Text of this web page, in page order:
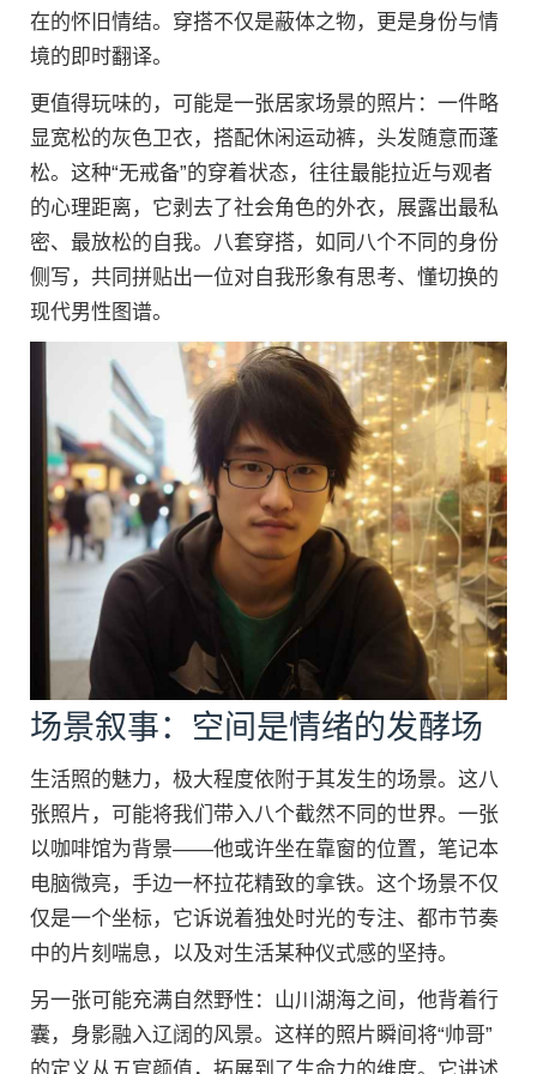
在的怀旧情结。穿搭不仅是蔽体之物，更是身份与情
境的即时翻译。
更值得玩味的，可能是一张居家场景的照片：一件略
显宽松的灰色卫衣，搭配休闲运动裤，头发随意而蓬
松。这种“无戒备”的穿着状态，往往最能拉近与观者
的心理距离，它剥去了社会角色的外衣，展露出最私
密、最放松的自我。八套穿搭，如同八个不同的身份
侧写，共同拼贴出一位对自我形象有思考、懂切换的
现代男性图谱。
场景叙事：空间是情绪的发酵场
生活照的魅力，极大程度依附于其发生的场景。这八
张照片，可能将我们带入八个截然不同的世界。一张
以咖啡馆为背景——他或许坐在靠窗的位置，笔记本
电脑微亮，手边一杯拉花精致的拿铁。这个场景不仅
仅是一个坐标，它诉说着独处时光的专注、都市节奏
中的片刻喘息，以及对生活某种仪式感的坚持。
另一张可能充满自然野性：山川湖海之间，他背着行
囊，身影融入辽阔的风景。这样的照片瞬间将“帅哥”
的定义从五官颜值，拓展到了生命力的维度。它讲述